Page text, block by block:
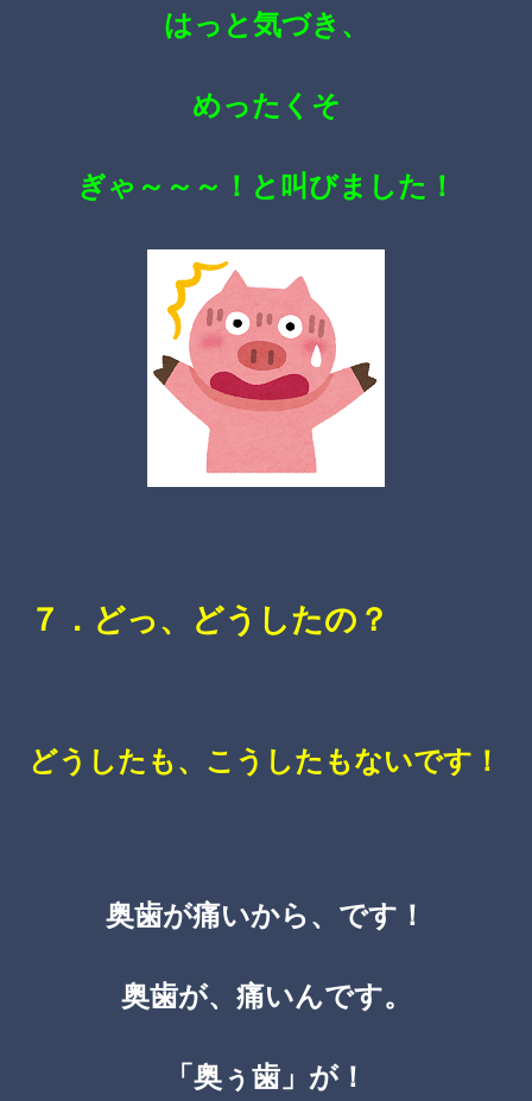
はっと気づき、
めったくそ
ぎゃ～～～！と叫びました！
７．どっ、どうしたの？
どうしたも、こうしたもないです！
奥歯が痛いから、です！
奥歯が、痛いんです。
「奥ぅ歯」が！